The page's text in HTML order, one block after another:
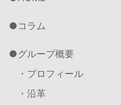
コラム
グループ概要
・プロフィール
・沿革